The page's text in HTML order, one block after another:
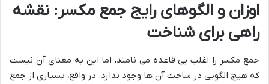
اوزان و الگوهای رایج جمع مکسر: نقشه
راهی برای شناخت
جمع مکسر را اغلب بی قاعده می نامند، اما این به معنای آن نیست
که هیچ الگویی در ساخت آن ها وجود ندارد. در واقع، بسیاری از جمع